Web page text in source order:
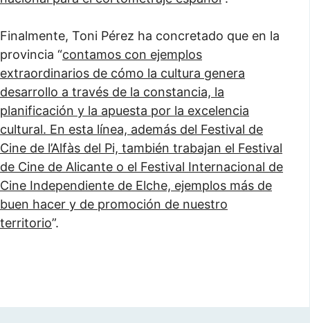
Finalmente, Toni Pérez ha concretado que en la
provincia “contamos con ejemplos
extraordinarios de cómo la cultura genera
desarrollo a través de la constancia, la
planificación y la apuesta por la excelencia
cultural. En esta línea, además del Festival de
Cine de l’Alfàs del Pi, también trabajan el Festival
de Cine de Alicante o el Festival Internacional de
Cine Independiente de Elche, ejemplos más de
buen hacer y de promoción de nuestro
territorio”.